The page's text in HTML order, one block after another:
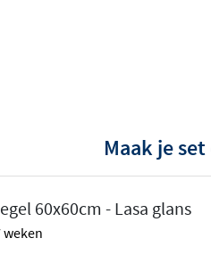
tegels zijn sterk,
een klassiek witte
Blu, elke tegel
Maak je
60x60cm - Lasa glans
weken